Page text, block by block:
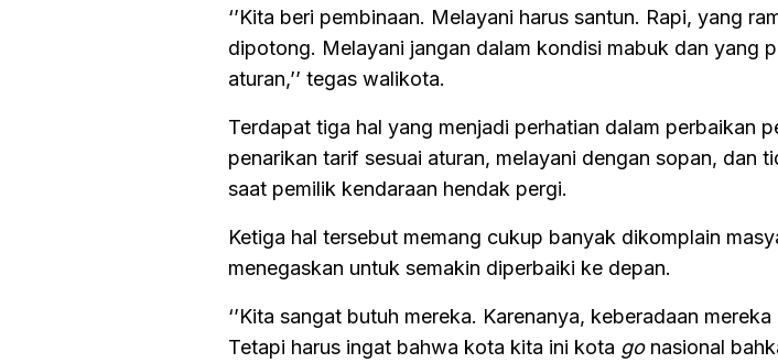
‘’Kita beri pembinaan. Melayani harus santun. Rapi, yang
dipotong. Melayani jangan dalam kondisi mabuk dan yang
aturan,’’ tegas walikota.
Terdapat tiga hal yang menjadi perhatian dalam perbaikan
penarikan tarif sesuai aturan, melayani dengan sopan, dan
saat pemilik kendaraan hendak pergi.
Ketiga hal tersebut memang cukup banyak dikomplain
menegaskan untuk semakin diperbaiki ke depan.
‘’Kita sangat butuh mereka. Karenanya, keberadaan
Tetapi harus ingat bahwa kota kita ini kota go nasional